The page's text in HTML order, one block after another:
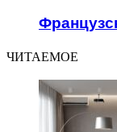
ЧИТАЕМОЕ